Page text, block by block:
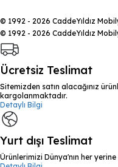
© 1992 - 2026 CaddeYıldız
© 1992 - 2026 CaddeYıldız
Ücretsiz Teslimat
Sitemizden satın alacağınız
kargolanmaktadır.
Detaylı Bilgi
Yurt dışı Teslimat
Ürünlerimizi Dünya'nın her